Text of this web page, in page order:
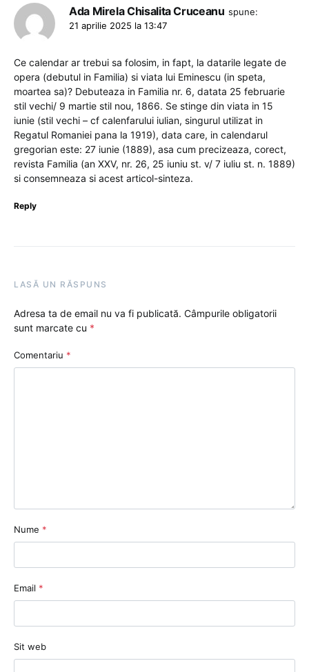
Ada Mirela Chisalita Cruceanu spune:
21 aprilie 2025 la 13:47
Ce calendar ar trebui sa folosim, in fapt, la datarile legate de
opera (debutul in Familia) si viata lui Eminescu (in speta,
moartea sa)? Debuteaza in Familia nr. 6, datata 25 februarie
stil vechi/ 9 martie stil nou, 1866. Se stinge din viata in 15
iunie (stil vechi – cf calenfarului iulian, singurul utilizat in
Regatul Romaniei pana la 1919), data care, in calendarul
gregorian este: 27 iunie (1889), asa cum precizeaza, corect,
revista Familia (an XXV, nr. 26, 25 iuniu st. v/ 7 iuliu st. n. 1889)
si consemneaza si acest articol-sinteza.
Reply
LASĂ UN RĂSPUNS
Adresa ta de email nu va fi publicată. Câmpurile obligatorii
sunt marcate cu *
Comentariu *
Nume *
Email *
Sit web